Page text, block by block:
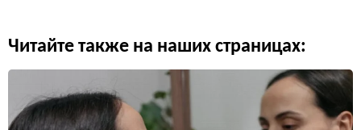
Читайте также на наших страницах: